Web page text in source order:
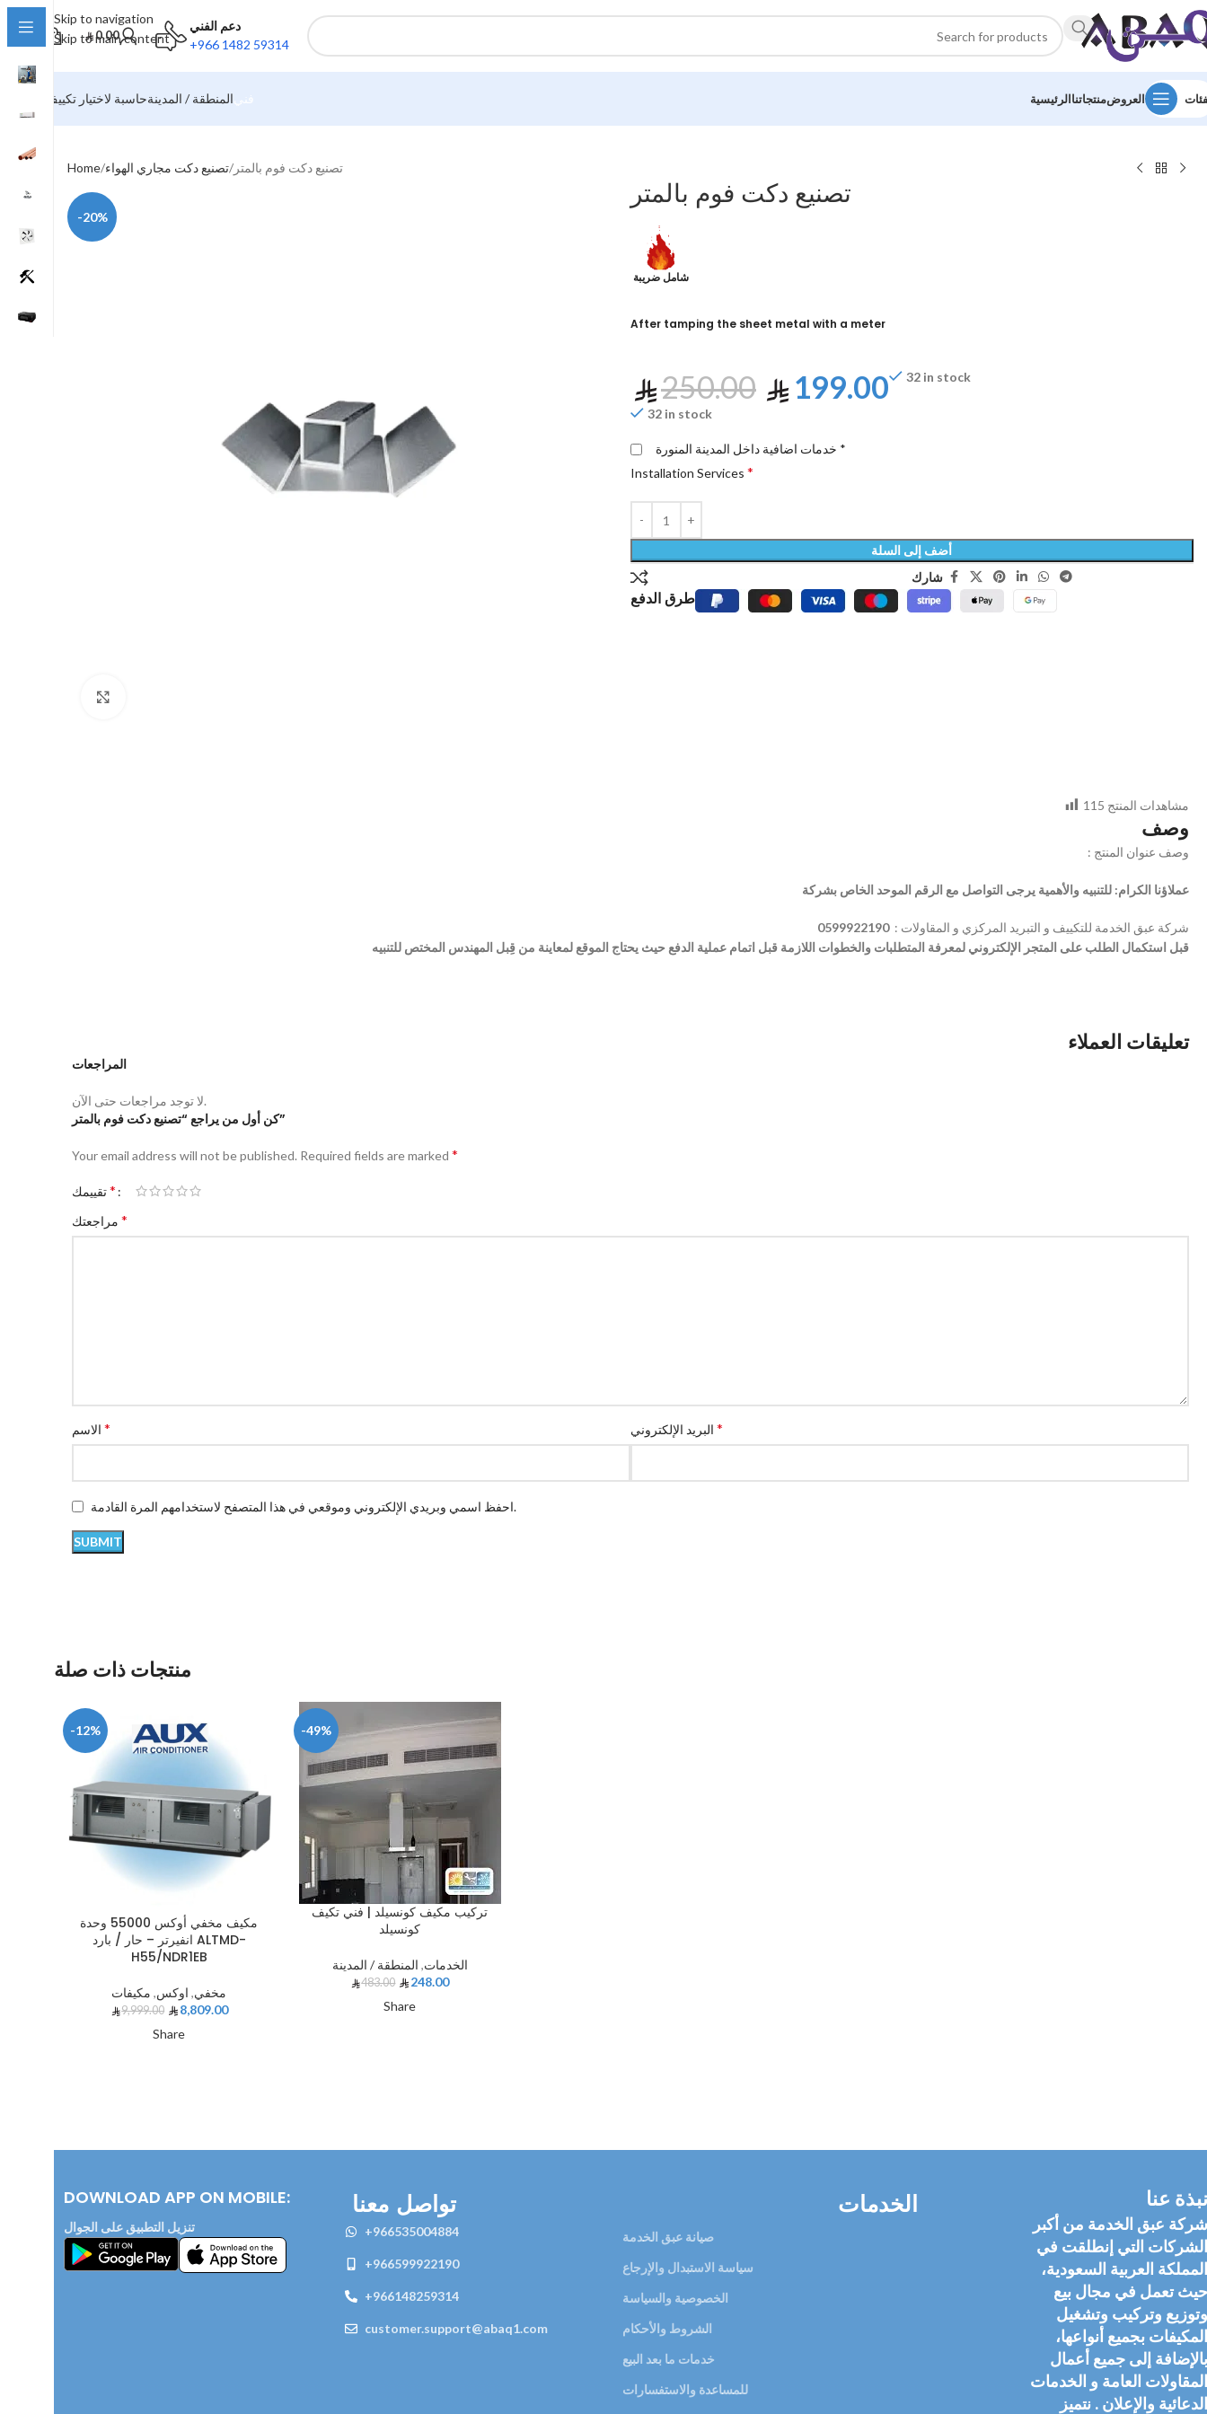
Skip to navigation
Skip to main content
0.00
دعم الفني
+966 1482 59314
حاسبة لاختيار تكييفالمنطقة / المدينةفني الرئيسيةمنتجاتناالعروض
Home تصنيع دكت مجاري الهواء تصنيع دكت فوم بالمتر
-20%
تصنيع دكت فوم بالمتر
After tamping the sheet metal with a meter
250.00 199.00 32 in stock
32 in stock
خدمات اضافية داخل المدينة المنورة *
Installation Services *
أضف إلى السلة
شارك
طرق الدفع
مشاهدات المنتج 115
وصف
: وصف عنوان المنتج
عملاؤنا الكرام: للتنبيه والأهمية يرجى التواصل مع الرقم الموحد الخاص بشركة
شركة عبق الخدمة للتكييف و التبريد المركزي و المقاولات : 0599922190
قبل استكمال الطلب على المتجر الإلكتروني لمعرفة المتطلبات والخطوات اللازمة قبل اتمام عملية الدفع حيث يحتاج الموقع لمعاينة من قِبل المهندس المختص للتنبيه
تعليقات العملاء
المراجعات
لا توجد مراجعات حتى الآن.
كن أول من يراجع “تصنيع دكت فوم بالمتر”
Your email address will not be published. Required fields are marked *
*
*
* *
احفظ اسمي وبريدي الإلكتروني وموقعي في هذا المتصفح لاستخدامهم المرة القادمة.
منتجات ذات صلة
-12%
مكيف مخفي أوكس 55000 وحدة
انفيرتر – حار / بارد ALTMD-
H55/NDR1EB
مخفي, اوكس, مكيفات
9,999.00
8,809.00
Share
-49%
تركيب مكيف كونسيلد | فني تكيف
كونسيلد
الخدمات, المنطقة / المدينة
483.00
248.00
Share
DOWNLOAD APP ON MOBILE:
تنزيل التطبيق على الجوال
تواصل معنا
+966535004884
+966599922190
+966148259314
customer.support@abaq1.com
الخدمات
صيانة عبق الخدمة
سياسة الاستبدال والإرجاع
الخصوصية والسياسة
الشروط والأحكام
خدمات ما بعد البيع
للمساعدة والاستفسارات
نبذة عنا
شركة عبق الخدمة من أكبر
الشركات التي إنطلقت في
المملكة العربية السعودية،
حيث تعمل في مجال بيع
وتوزيع وتركيب وتشغيل
المكيفات بجميع أنواعها،
بالإضافة إلى جميع أعمال
المقاولات العامة و الخدمات
الدعائية والإعلان . نتميز